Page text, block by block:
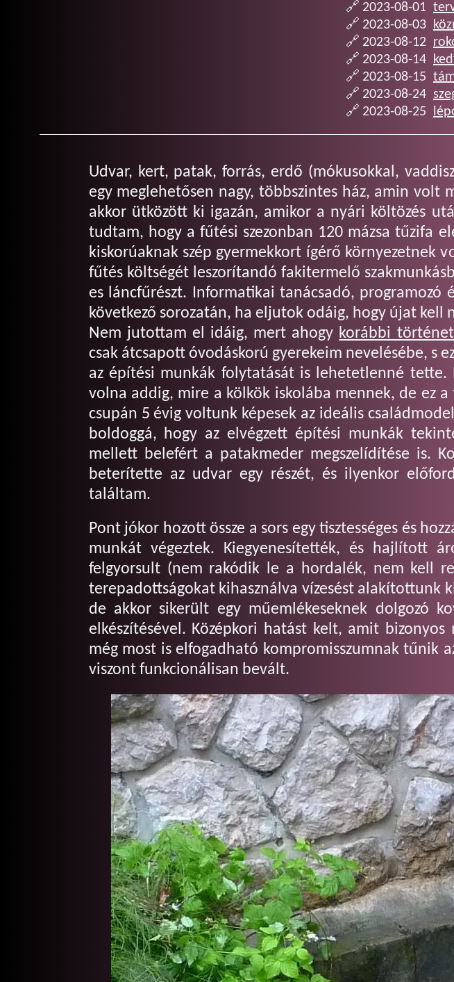
2023-08-01
2023-08-03
2023-08-12
2023-08-14
2023-08-15
2023-08-24
2023-08-25
Udvar, kert, patak, forrás, erdő (mókusokkal,
egy meglehetősen nagy, többszintes ház, amin
akkor ütközött ki igazán, amikor a nyári költözés
tudtam, hogy a fűtési szezonban 120 mázsa tűzifa
kiskorúaknak szép gyermekkort ígérő környezetnek
fűtés költségét leszorítandó fakitermelő
es láncfűrészt. Informatikai tanácsadó, programozó
következő sorozatán, ha eljutok odáig, hogy újat kell
Nem jutottam el idáig, mert ahogy korábbi
csak átcsapott óvodáskorú gyerekeim nevelésébe,
az építési munkák folytatását is lehetetlenné
volna addig, mire a kölkök iskolába mennek, de ez
csupán 5 évig voltunk képesek az ideális
boldoggá, hogy az elvégzett építési munkák
mellett belefért a patakmeder megszelídítése is.
beterítette az udvar egy részét, és ilyenkor
találtam.
Pont jókor hozott össze a sors egy tisztességes és
munkát végeztek. Kiegyenesítették, és hajlított
felgyorsult (nem rakódik le a hordalék, nem kell
terepadottságokat kihasználva vízesést alakítottunk
de akkor sikerült egy műemlékeseknek dolgozó
elkészítésével. Középkori hatást kelt, amit
még most is elfogadható kompromisszumnak tűnik
viszont funkcionálisan bevált.